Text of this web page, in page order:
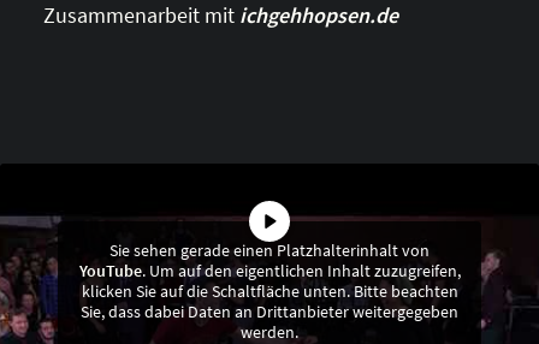
Zusammenarbeit mit ichgehhopsen.de
Sie sehen gerade einen Platzhalterinhalt von
YouTube. Um auf den eigentlichen Inhalt zuzugreifen,
klicken Sie auf die Schaltfläche unten. Bitte beachten
Sie, dass dabei Daten an Drittanbieter weitergegeben
werden.